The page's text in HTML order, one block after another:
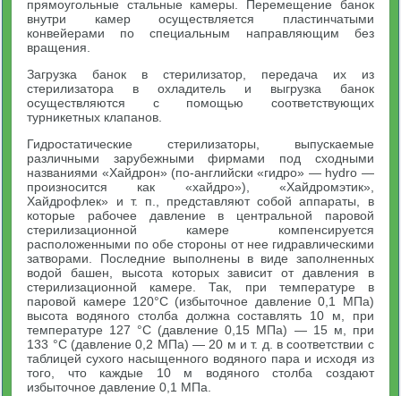
прямоугольные стальные камеры. Перемещение банок
внутри камер осуществляется пластинчатыми
конвейерами по специальным направляющим без
вращения.
Загрузка банок в стерилизатор, передача их из
стерилизатора в охладитель и выгрузка банок
осуществляются с помощью соответствующих
турникетных клапанов.
Гидростатические стерилизаторы, выпускаемые
различными зарубежными фирмами под сходными
названиями «Хайдрон» (по-английски «гидро» — hydro —
произносится как «хайдро»), «Хайдромэтик»,
Хайдрофлек» и т. п., представляют собой аппараты, в
которые рабочее давление в центральной паровой
стерилизационной камере компенсируется
расположенными по обе стороны от нее гидравлическими
затворами. Последние выполнены в виде заполненных
водой башен, высота которых зависит от давления в
стерилизационной камере. Так, при температуре в
паровой камере 120°С (избыточное давление 0,1 МПа)
высота водяного столба должна составлять 10 м, при
температуре 127 °С (давление 0,15 МПа) — 15 м, при
133 °С (давление 0,2 МПа) — 20 м и т. д. в соответствии с
таблицей сухого насыщенного водяного пара и исходя из
того, что каждые 10 м водяного столба создают
избыточное давление 0,1 МПа.